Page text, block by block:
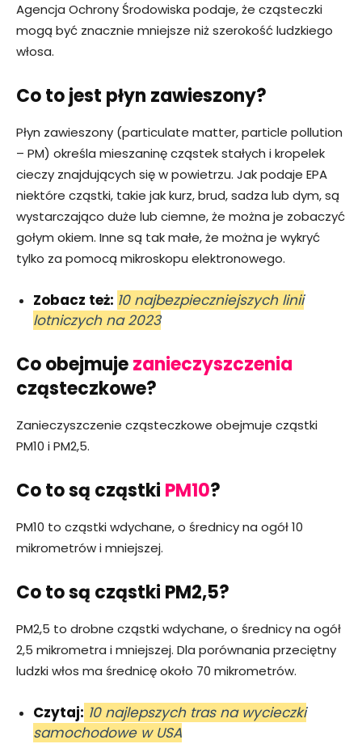
Agencja Ochrony Środowiska podaje, że cząsteczki
mogą być znacznie mniejsze niż szerokość ludzkiego
włosa.
Co to jest płyn zawieszony?
Płyn zawieszony (particulate matter, particle pollution
– PM) określa mieszaninę cząstek stałych i kropelek
cieczy znajdujących się w powietrzu. Jak podaje EPA
niektóre cząstki, takie jak kurz, brud, sadza lub dym, są
wystarczająco duże lub ciemne, że można je zobaczyć
gołym okiem. Inne są tak małe, że można je wykryć
tylko za pomocą mikroskopu elektronowego.
Zobacz też: 10 najbezpieczniejszych linii
lotniczych na 2023
Co obejmujezanieczyszczenia
cząsteczkowe?
Zanieczyszczenie cząsteczkowe obejmuje cząstki
PM10 i PM2,5.
Co to są cząstki PM10?
PM10 to cząstki wdychane, o średnicy na ogół 10
mikrometrów i mniejszej.
Co to są cząstki PM2,5?
PM2,5 to drobne cząstki wdychane, o średnicy na ogół
2,5 mikrometra i mniejszej. Dla porównania przeciętny
ludzki włos ma średnicę około 70 mikrometrów.
Czytaj: 10 najlepszych tras na wycieczki
samochodowe w USA